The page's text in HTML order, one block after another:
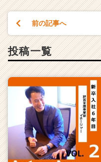
前の記事へ
投稿一覧